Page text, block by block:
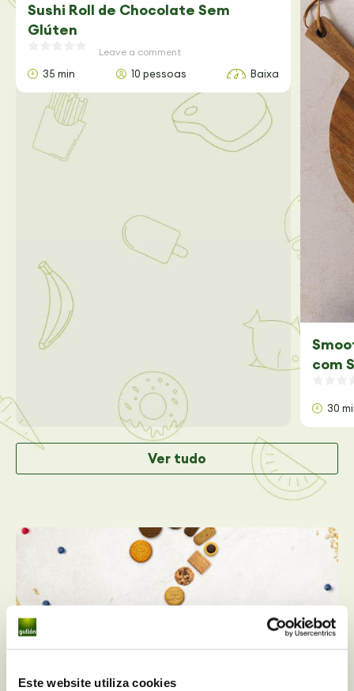
Este website utiliza cookies
Sushi Roll de Chocolate Sem
Glúten
Leave a comment
35 min 10 pessoas Baixa
com
30
Ver tudo